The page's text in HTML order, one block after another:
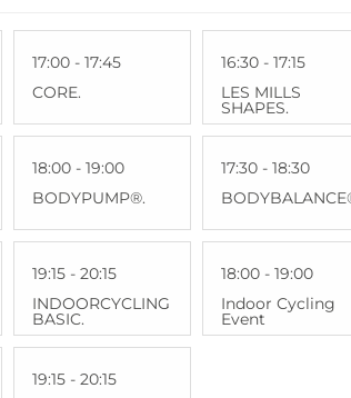
17:00 - 17:45
CORE.
18:00 - 19:00
BODYPUMP®.
19:15 - 20:15
INDOORCYCLING
BASIC.
19:15 - 20:15
16:30 - 17:15
LES MILLS
SHAPES.
17:30 - 18:30
18:00 - 19:00
Indoor Cycling
Event